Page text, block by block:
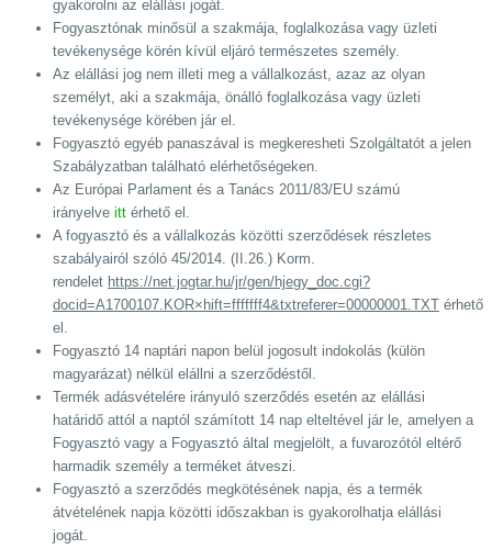
gyakorolni az elállási jogát.
Fogyasztónak minősül a szakmája, foglalkozása vagy üzleti
tevékenysége körén kívül eljáró természetes személy.
Az elállási jog nem illeti meg a vállalkozást, azaz az olyan
személyt, aki a szakmája, önálló foglalkozása vagy üzleti
tevékenysége körében jár el.
Fogyasztó egyéb panaszával is megkeresheti Szolgáltatót a jelen
Szabályzatban található elérhetőségeken.
Az Európai Parlament és a Tanács 2011/83/EU számú
irányelve itt érhető el.
A fogyasztó és a vállalkozás közötti szerződések részletes
szabályairól szóló 45/2014. (II.26.) Korm.
rendelet https://net.jogtar.hu/jr/gen/hjegy_doc.cgi?
docid=A1700107.KOR×hift=fffffff4&txtreferer=00000001.TXT érhető
el.
Fogyasztó 14 naptári napon belül jogosult indokolás (külön
magyarázat) nélkül elállni a szerződéstől.
Termék adásvételére irányuló szerződés esetén az elállási
határidő attól a naptól számított 14 nap elteltével jár le, amelyen a
Fogyasztó vagy a Fogyasztó által megjelölt, a fuvarozótól eltérő
harmadik személy a terméket átveszi.
Fogyasztó a szerződés megkötésének napja, és a termék
átvételének napja közötti időszakban is gyakorolhatja elállási
jogát.